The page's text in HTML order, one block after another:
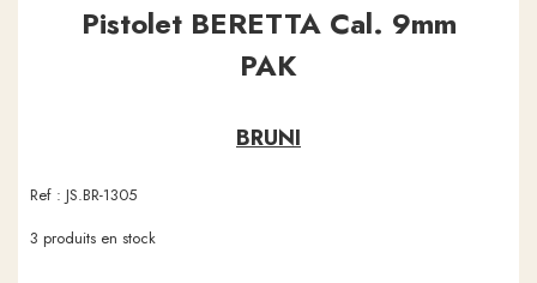
Pistolet BERETTA Cal. 9mm
PAK
BRUNI
Ref : JS.BR-1305
3 produits en stock